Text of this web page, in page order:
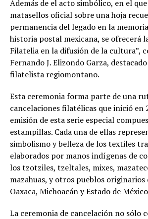
Además de el acto simbólico, en el
matasellos oficial sobre una hoja
permanencia del legado en la
historia postal mexicana, se ofrecerá
Filatelia en la difusión de la cultura”,
Fernando J. Elizondo Garza,
filatelista regiomontano.
Esta ceremonia forma parte de una
cancelaciones filatélicas que inició en
emisión de esta serie especial
estampillas. Cada una de ellas
simbolismo y belleza de los textiles
elaborados por manos indígenas de
los tzotziles, tzeltales, mixes,
mazahuas, y otros pueblos originarios
Oaxaca, Michoacán y Estado de
La ceremonia de cancelación no sólo